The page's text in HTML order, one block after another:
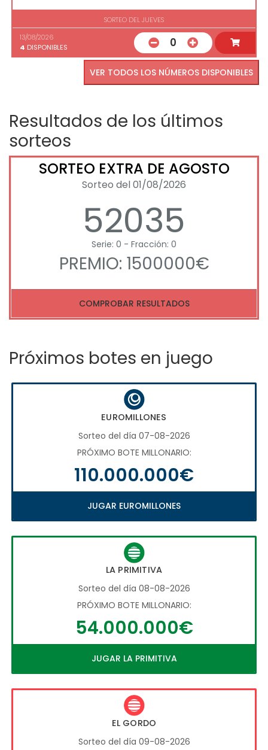
SORTEO DEL JUEVES
13/08/2026
4 DISPONIBLES 0
VER TODOS LOS NÚMEROS DISPONIBLES
Resultados de los últimos
sorteos
SORTEO EXTRA DE AGOSTO
Sorteo del 01/08/2026
52035
Serie: 0 - Fracción: 0
PREMIO: 1500000€
COMPROBAR RESULTADOS
Próximos botes en juego
EUROMILLONES
Sorteo del día 07-08-2026
PRÓXIMO BOTE MILLONARIO:
110.000.000€
JUGAR EUROMILLONES
LA PRIMITIVA
Sorteo del día 08-08-2026
PRÓXIMO BOTE MILLONARIO:
54.000.000€
JUGAR LA PRIMITIVA
EL GORDO
Sorteo del día 09-08-2026